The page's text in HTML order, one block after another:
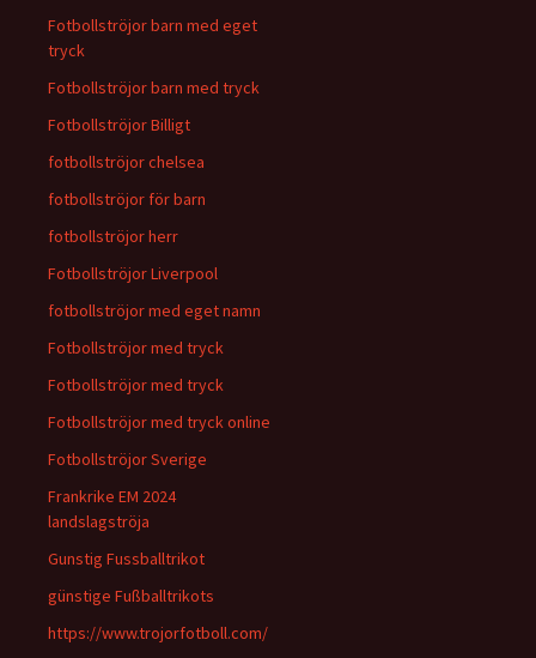
Fotbollströjor barn med eget
tryck
Fotbollströjor barn med tryck
Fotbollströjor Billigt
fotbollströjor chelsea
fotbollströjor för barn
fotbollströjor herr
Fotbollströjor Liverpool
fotbollströjor med eget namn
Fotbollströjor med tryck
Fotbollströjor med tryck
Fotbollströjor med tryck online
Fotbollströjor Sverige
Frankrike EM 2024
landslagströja
Gunstig Fussballtrikot
günstige Fußballtrikots
https://www.trojorfotboll.com/